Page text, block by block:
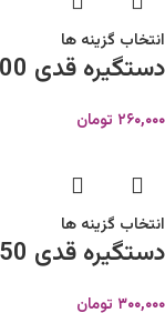
انتخاب گزینه ها
دستگیره قدی 9100 لولاند
۲۶۰,۰۰۰ تومان
انتخاب گزینه ها
دستگیره قدی 9150 لولاند
۳۰۰,۰۰۰ تومان